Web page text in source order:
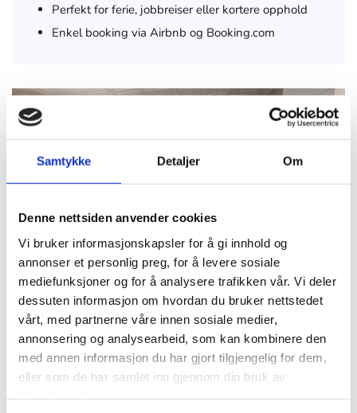
Samtykke Detaljer Om
Denne nettsiden anvender cookies
Vi bruker informasjonskapsler for å gi innhold og
annonser et personlig preg, for å levere sosiale
mediefunksjoner og for å analysere trafikken vår. Vi deler
dessuten informasjon om hvordan du bruker nettstedet
vårt, med partnerne våre innen sosiale medier,
annonsering og analysearbeid, som kan kombinere den
med annen informasjon du har gjort tilgjengelig for dem,
eller som de har samlet inn gjennom din bruk av
Perfekt for ferie, jobbreiser eller kortere opphold
Enkel booking via Airbnb og Booking.com
Langtidsleie
Ser du etter et sted å bo over lengre tid? Vi tilbyr
langtidsleie for privatpersoner og bedrifter som
trenger stabil og komfortabel overnatting.